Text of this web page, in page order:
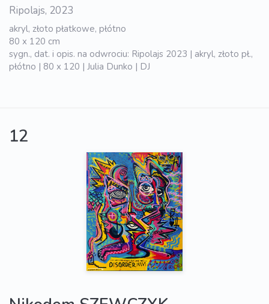
Ripolajs, 2023
akryl, złoto płatkowe, płótno
80 x 120 cm
sygn., dat. i opis. na odwrociu: Ripolajs 2023 | akryl, złoto pł.,
płótno | 80 x 120 | Julia Dunko | DJ
12